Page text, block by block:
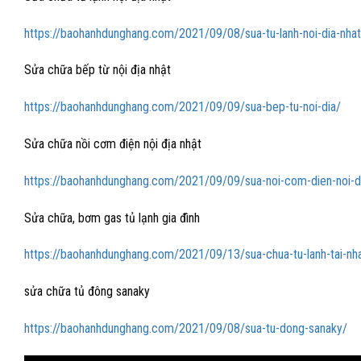
https://baohanhdunghang.com/2021/09/08/sua-tu-lanh-noi-dia-
Sửa chữa bếp từ nội địa nhật
https://baohanhdunghang.com/2021/09/09/sua-bep-tu-noi-dia/
Sửa chữa nồi cơm điện nội địa nhật
https://baohanhdunghang.com/2021/09/09/sua-noi-com-dien-noi-
Sửa chữa, bơm gas tủ lạnh gia đình
https://baohanhdunghang.com/2021/09/13/sua-chua-tu-lanh-tai-
sửa chữa tủ đông sanaky
https://baohanhdunghang.com/2021/09/08/sua-tu-dong-sanaky/